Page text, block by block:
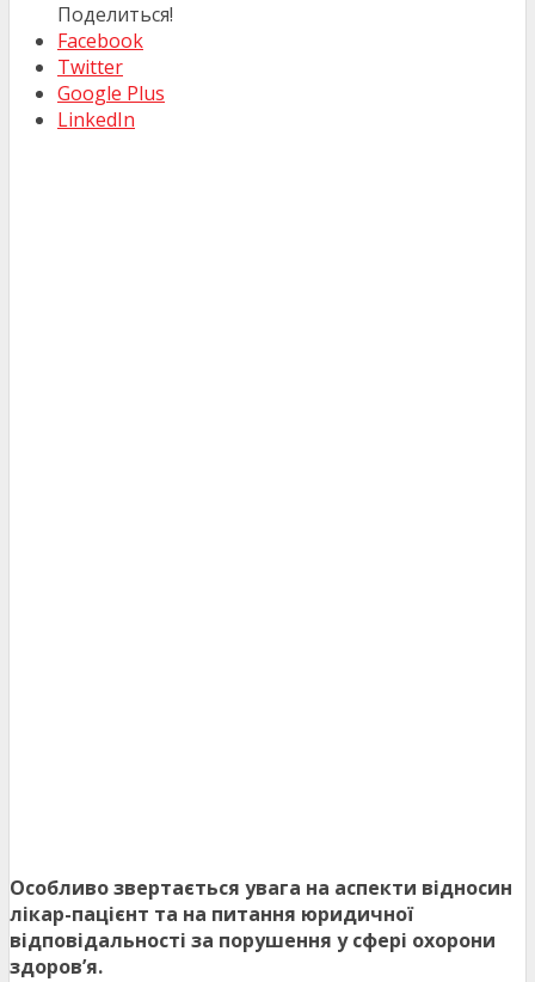
Поделиться!
Facebook
Twitter
Google Plus
LinkedIn
Особливо звертається увага на аспекти відносин
лікар-пацієнт та на питання юридичної
відповідальності за порушення у сфері охорони
здоров’я.